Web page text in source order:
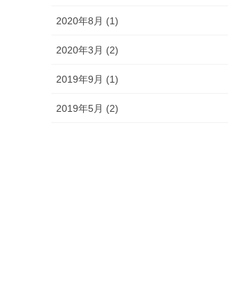
2020年8月 (1)
2020年3月 (2)
2019年9月 (1)
2019年5月 (2)